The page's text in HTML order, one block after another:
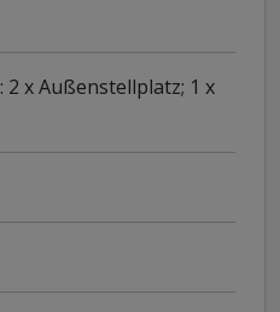
: 2 x Außenstellplatz; 1 x